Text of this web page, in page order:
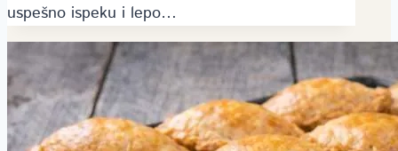
uspešno ispeku i lepo…